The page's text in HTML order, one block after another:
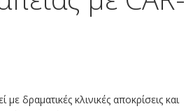
δραματικές κλινικές αποκρίσεις και